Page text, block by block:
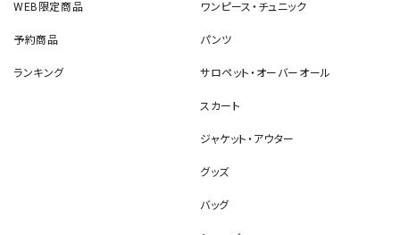
WEB限定商品
予約商品
ランキング
ワンピース・チュニック
パンツ
サロペット・オーバーオール
スカート
ジャケット・アウター
グッズ
バッグ